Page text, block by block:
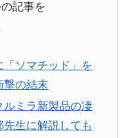
記事を
「ソマチッド」を
撃の結末
ルミラ新製品の凄
先生に解説しても